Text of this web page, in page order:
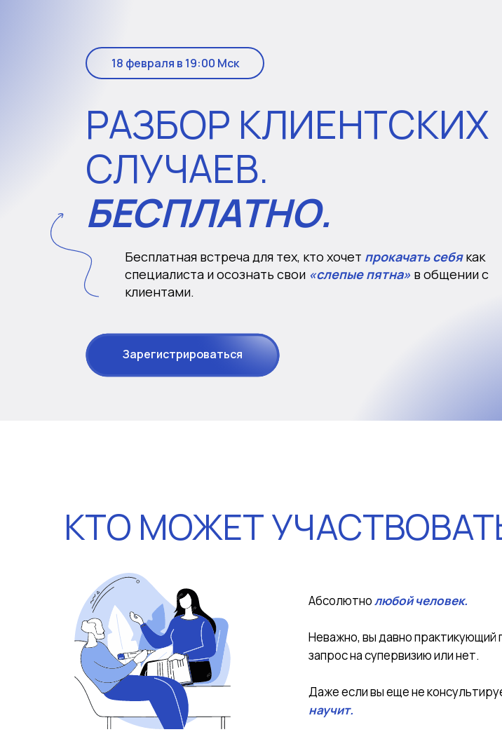
РАЗБОР КЛИЕНТСКИХ
СЛУЧАЕВ.
БЕСПЛАТНО.
Бесплатная встреча для тех, кто хочет прокачать себякак
специалиста и осознать свои «слепые пятна» в общении с
клиентами.
18 февраля в 19:00 Мск
Зарегистрироваться
КТО МОЖЕТ
Абсолютнолюбой человек.
Неважно, вы давно практикующий
запрос на супервизию или нет.
Даже если вы еще не
научит.